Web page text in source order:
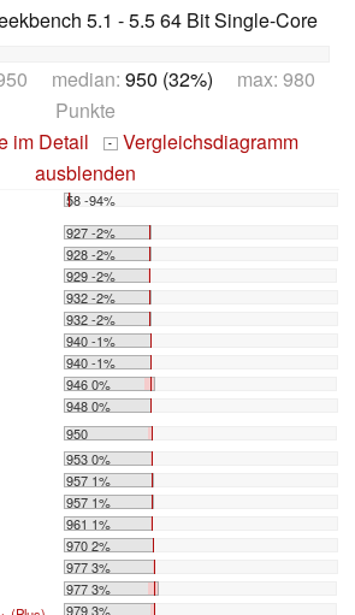
5.1 - 5.5 64 Bit Single-Core
median: 950 (32%) max: 980
Punkte
im Detail - Vergleichsdiagramm
ausblenden
58 -94%
927 -2%
928 -2%
929 -2%
932 -2%
932 -2%
940 -1%
940 -1%
946 0%
948 0%
950
953 0%
957 1%
957 1%
961 1%
970 2%
977 3%
977 3%
979 3%